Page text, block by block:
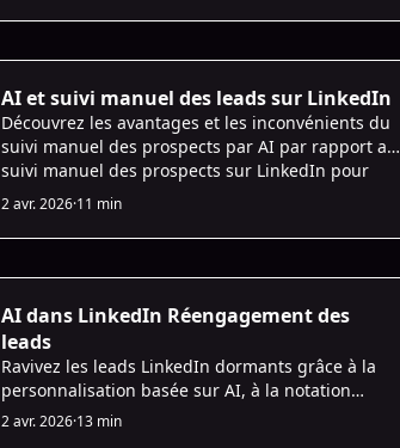
garantissant la conformité.
LinkedIn Strategies
AI et suivi manuel des leads sur LinkedIn
Découvrez les avantages et les inconvénients du
suivi manuel des prospects par AI par rapport au
suivi manuel des prospects sur LinkedIn pour
améliorer votre stratégie de vente et améliorer
2 avr. 2026·11 min
AI Sales Infrastructure
AI dans LinkedIn Réengagement des
leads
Ravivez les leads LinkedIn dormants grâce à la
personnalisation basée sur AI, à la notation
prédictive et aux suivis automatisés qui
2 avr. 2026·13 min